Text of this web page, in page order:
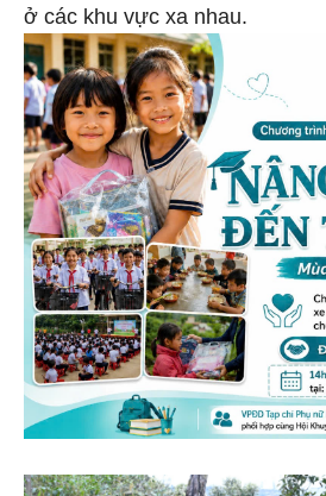
ở các khu vực xa nhau.